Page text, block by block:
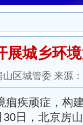
展城乡环
区城管委 来源
疾顽症，构
日，北京房